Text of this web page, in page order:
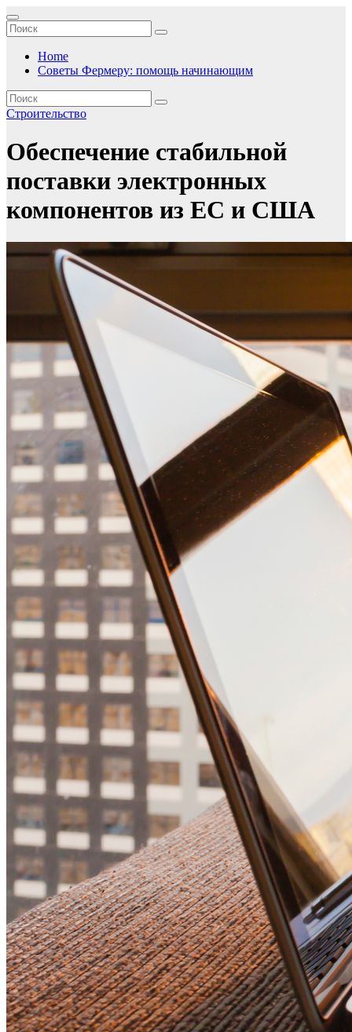
Перейти
к
содержимому
Home
Советы Фермеру: помощь начинающим
Строительство
Обеспечение стабильной
поставки электронных
компонентов из ЕС и США